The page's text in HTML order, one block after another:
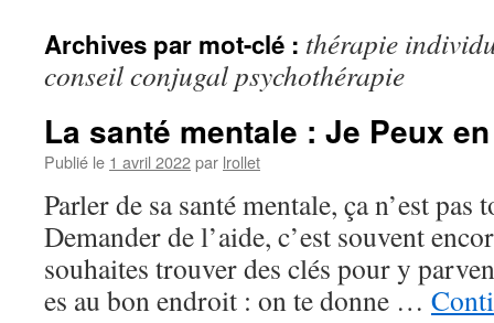
Archives par mot-clé : thérapie
conseil conjugal psychothérapie
La santé mentale : Je Peux
Publié le 1 avril 2022par lrollet
Parler de sa santé mentale, ça n’est
Demander de l’aide, c’est souvent
souhaites trouver des clés pour y
es au bon endroit : on te donne …